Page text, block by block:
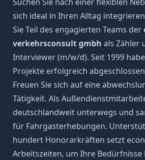
sich ideal in Ihren Alltag
Sie Teil des engagierten Teams der
verkehrsconsult gmbh als Zähler
Interviewer (m/w/d). Seit 1999
Projekte erfolgreich
Freuen Sie sich auf eine
Tätigkeit. Als
deutschlandweit unterwegs und
für Fahrgasterhebungen.
hundert Honorarkräften setzt
Arbeitszeiten, um Ihre